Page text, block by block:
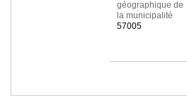
géographique de
la municipalité
57005